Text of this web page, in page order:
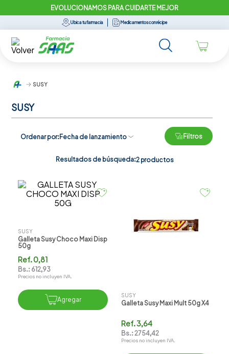
EVOLUCIONAMOS PARA CUIDARTE MEJOR
Ubica tu farmacia Medicamentos con récipe
SUSY
SUSY
Ordenar por Fecha de lanzamiento Filtros
Resultados de búsqueda:2 productos
SUSY
Galleta Susy Choco Maxi Disp
50g
Ref.0,81
Bs.: 612,93
Precios no incluyen IVA.
Agregar
SUSY
Galleta Susy Maxi Mult 50g X4
Ref.3,64
Bs.:2754,42
Precios no incluyen IVA.